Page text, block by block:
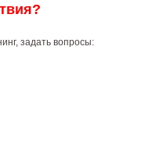
задать вопросы: